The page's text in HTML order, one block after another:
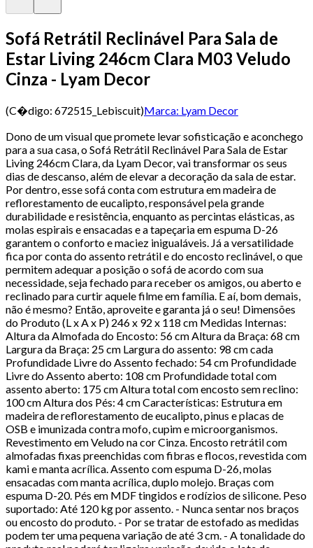
Sofá Retrátil Reclinável Para Sala de
Estar Living 246cm Clara M03 Veludo
Cinza - Lyam Decor
(C�digo: 672515_Lebiscuit)Marca: Lyam Decor
Dono de um visual que promete levar sofisticação e aconchego
para a sua casa, o Sofá Retrátil Reclinável Para Sala de Estar
Living 246cm Clara, da Lyam Decor, vai transformar os seus
dias de descanso, além de elevar a decoração da sala de estar.
Por dentro, esse sofá conta com estrutura em madeira de
reflorestamento de eucalipto, responsável pela grande
durabilidade e resistência, enquanto as percintas elásticas, as
molas espirais e ensacadas e a tapeçaria em espuma D-26
garantem o conforto e maciez inigualáveis. Já a versatilidade
fica por conta do assento retrátil e do encosto reclinável, o que
permitem adequar a posição o sofá de acordo com sua
necessidade, seja fechado para receber os amigos, ou aberto e
reclinado para curtir aquele filme em família. E aí, bom demais,
não é mesmo? Então, aproveite e garanta já o seu! Dimensões
do Produto (L x A x P) 246 x 92 x 118 cm Medidas Internas:
Altura da Almofada do Encosto: 56 cm Altura da Braça: 68 cm
Largura da Braça: 25 cm Largura do assento: 98 cm cada
Profundidade Livre do Assento fechado: 54 cm Profundidade
Livre do Assento aberto: 108 cm Profundidade total com
assento aberto: 175 cm Altura total com encosto sem reclino:
100 cm Altura dos Pés: 4 cm Características: Estrutura em
madeira de reflorestamento de eucalipto, pinus e placas de
OSB e imunizada contra mofo, cupim e microorganismos.
Revestimento em Veludo na cor Cinza. Encosto retrátil com
almofadas fixas preenchidas com fibras e flocos, revestida com
kami e manta acrílica. Assento com espuma D-26, molas
ensacadas com manta acrílica, duplo molejo. Braças com
espuma D-20. Pés em MDF tingidos e rodízios de silicone. Peso
suportado: Até 120 kg por assento. - Nunca sentar nos braços
ou encosto do produto. - Por se tratar de estofado as medidas
podem ter uma pequena variação de até 3 cm. - A tonalidade do